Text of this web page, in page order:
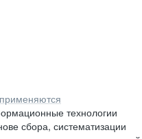
применяются
технологии
сбора, систематизации